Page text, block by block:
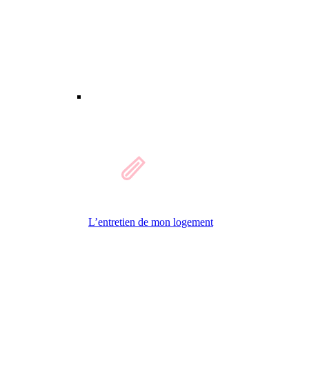
L’entretien de mon logement